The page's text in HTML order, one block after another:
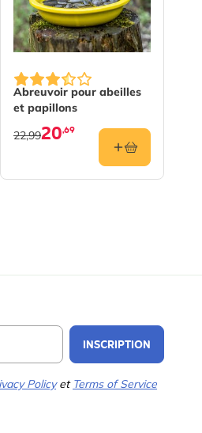
chosen on the product
Abreuvoir pour abeilles
et papillons
20,69
22,99
INSCRIPTION
Policyet Terms of Service